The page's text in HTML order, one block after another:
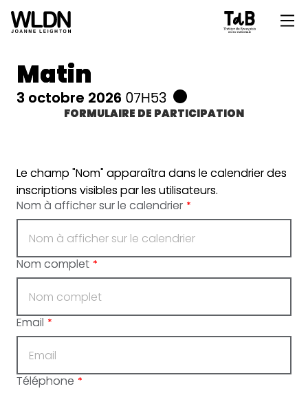
Matin
3 octobre 2026 07H53
FORMULAIRE DE PARTICIPATION
Le champ "Nom" apparaîtra dans le calendrier des
inscriptions visibles par les utilisateurs.
Nom à afficher sur le calendrier *
Nom complet *
Email *
Téléphone *